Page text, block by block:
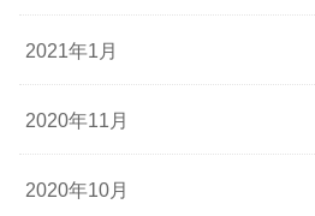
2021年1月
2020年11月
2020年10月